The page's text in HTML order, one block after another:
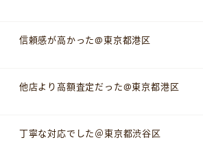
信頼感が高かった@東京都港区
他店より高額査定だった@東京都港区
丁寧な対応でした＠東京都渋谷区